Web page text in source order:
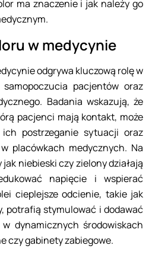
ma znaczenie i jak należy go
w medycynie
odgrywa kluczową rolę w
pacjentów oraz
Badania wskazują, że
pacjenci mają kontakt, może
postrzeganie sytuacji oraz
placówkach medycznych. Na
jak niebieski czy zielony działają
napięcie i wspierać
cieplejsze odcienie, takie jak
potrafią stymulować i dodawać
dynamicznych środowiskach
czy gabinety zabiegowe.